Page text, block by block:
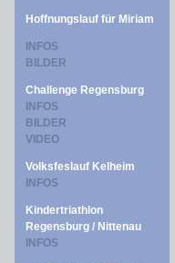
Hoffnungslauf für Miriam
INFOS
BILDER
Challenge Regensburg
INFOS
BILDER
VIDEO
Volksfeslauf Kelheim
INFOS
Kindertriathlon
Regensburg / Nittenau
INFOS